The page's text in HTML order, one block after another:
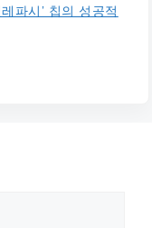
파시’ 칩의 성공적